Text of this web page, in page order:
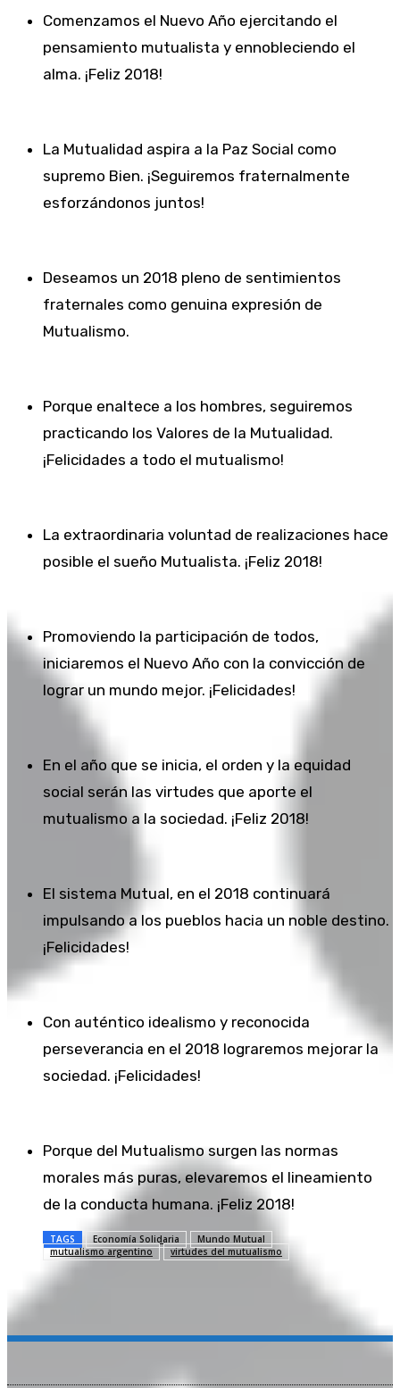
Comenzamos el Nuevo Año ejercitando el
pensamiento mutualista y ennobleciendo el
alma. ¡Feliz 2018!
La Mutualidad aspira a la Paz Social como
supremo Bien. ¡Seguiremos fraternalmente
esforzándonos juntos!
Deseamos un 2018 pleno de sentimientos
fraternales como genuina expresión de
Mutualismo.
Porque enaltece a los hombres, seguiremos
practicando los Valores de la Mutualidad.
¡Felicidades a todo el mutualismo!
La extraordinaria voluntad de realizaciones hace
posible el sueño Mutualista. ¡Feliz 2018!
Promoviendo la participación de todos,
iniciaremos el Nuevo Año con la convicción de
lograr un mundo mejor. ¡Felicidades!
En el año que se inicia, el orden y la equidad
social serán las virtudes que aporte el
mutualismo a la sociedad. ¡Feliz 2018!
El sistema Mutual, en el 2018 continuará
impulsando a los pueblos hacia un noble destino.
¡Felicidades!
Con auténtico idealismo y reconocida
perseverancia en el 2018 lograremos mejorar la
sociedad. ¡Felicidades!
Porque del Mutualismo surgen las normas
morales más puras, elevaremos el lineamiento
de la conducta humana. ¡Feliz 2018!
TAGS Economía Solidaria
Mundo Mutual
mutualismo argentino
virtudes del mutualismo